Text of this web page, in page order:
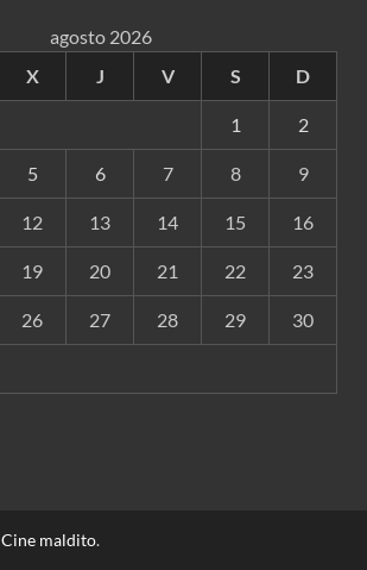
agosto 2026
X J V S D
1 2
5 6 7 8 9
12 13 14 15 16
19 20 21 22 23
26 27 28 29 30
Cine maldito.